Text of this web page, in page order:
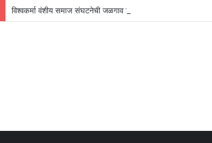
विश्वकर्मा वंशीय समाज संघटनेची जळगाव जिल्हा, शहर व युवा कार्यकारिणी